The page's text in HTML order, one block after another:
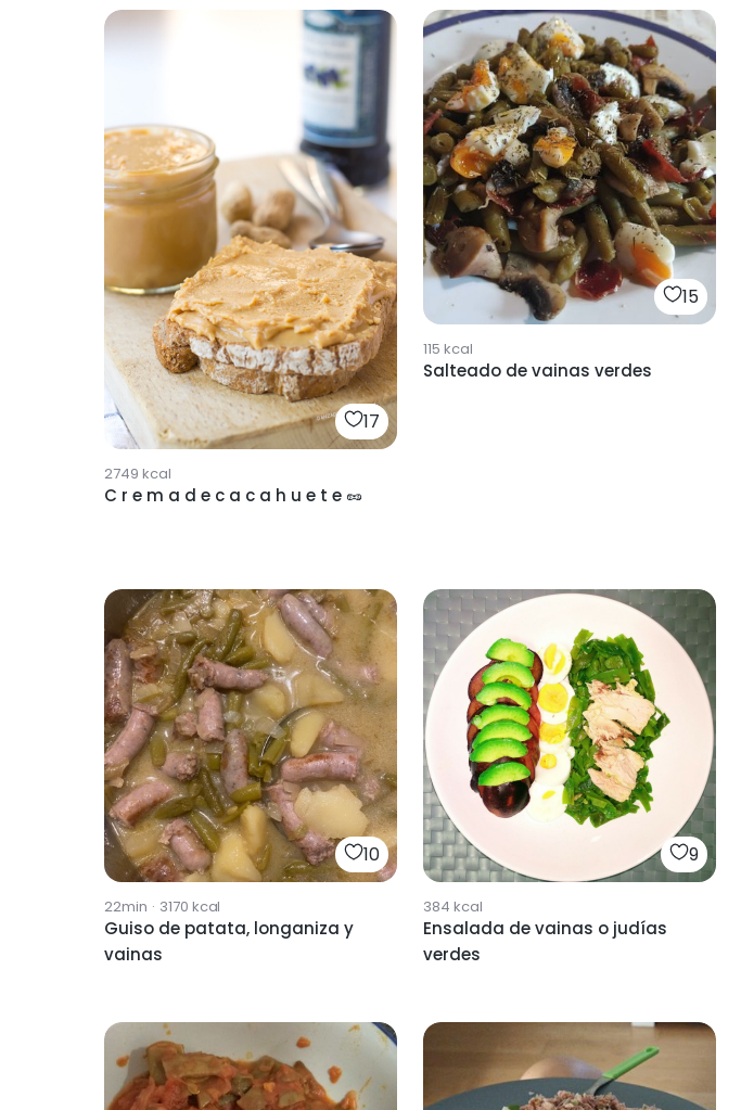
17
2749 kcal
C r e m a d e c a c a h u e t e 🥜
15
115 kcal
Salteado de vainas verdes
10
22min · 3170 kcal
Guiso de patata, longaniza y
vainas
9
384 kcal
Ensalada de vainas o judías
verdes